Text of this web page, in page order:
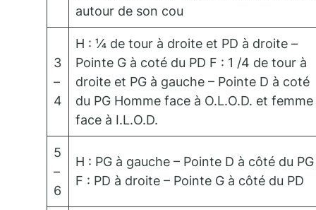
autour de son cou
3
–
4
H : ¼ de tour à droite et PD à droite –
Pointe G à coté du PD F : 1 /4 de tour à
droite et PG à gauche – Pointe D à coté
du PG Homme face à O.L.O.D. et femme
face à I.L.O.D.
5
–
6
H : PG à gauche – Pointe D à côté du PG
F : PD à droite – Pointe G à côté du PD